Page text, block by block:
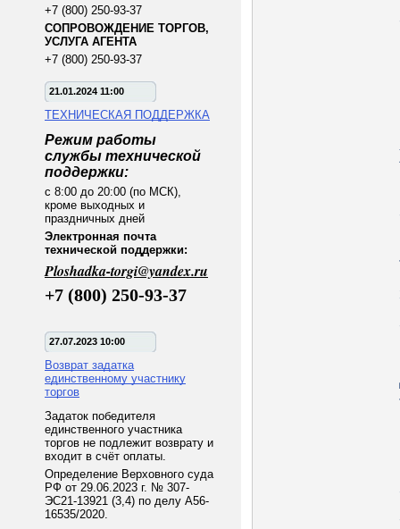
+7 (800) 250-93-37
СОПРОВОЖДЕНИЕ ТОРГОВ,
УСЛУГА АГЕНТА
+7 (800) 250-93-37
21.01.2024 11:00
ТЕХНИЧЕСКАЯ ПОДДЕРЖКА
Режим работы
службы технической
поддержки:
с 8:00 до 20:00 (по МСК),
кроме выходных и
праздничных дней
Электронная почта
технической поддержки:
Ploshadka-torgi@yandex.ru
+7 (800) 250-93-37
27.07.2023 10:00
Возврат задатка
единственному участнику
торгов
Задаток победителя
единственного участника
торгов не подлежит возврату и
входит в счёт оплаты.
Определение Верховного суда
РФ от 29.06.2023 г. № 307-
ЭС21-13921 (3,4) по делу А56-
16535/2020.